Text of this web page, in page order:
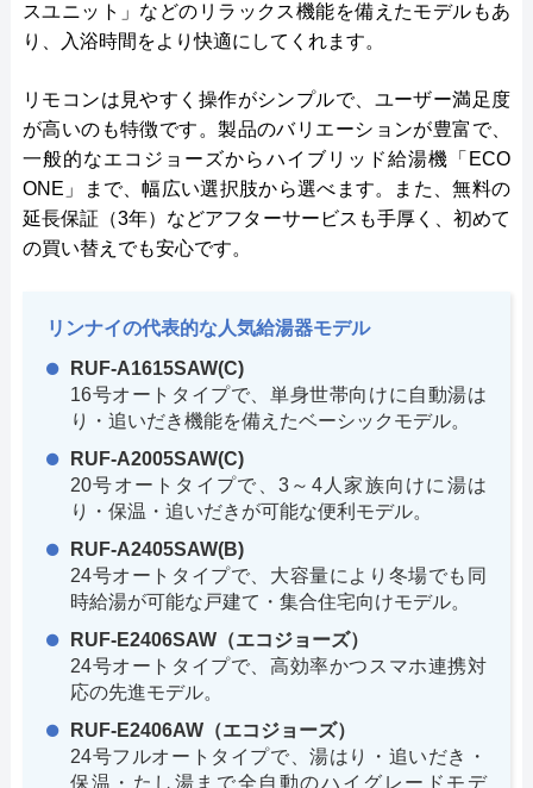
スユニット」などのリラックス機能を備えたモデルもあ
り、入浴時間をより快適にしてくれます。
リモコンは見やすく操作がシンプルで、ユーザー満足度
が高いのも特徴です。製品のバリエーションが豊富で、
一般的なエコジョーズからハイブリッド給湯機「ECO
ONE」まで、幅広い選択肢から選べます。また、無料の
延長保証（3年）などアフターサービスも手厚く、初めて
の買い替えでも安心です。
リンナイの代表的な人気給湯器モデル
RUF-A1615SAW(C)
16号オートタイプで、単身世帯向けに自動湯は
り・追いだき機能を備えたベーシックモデル。
RUF-A2005SAW(C)
20号オートタイプで、3～4人家族向けに湯は
り・保温・追いだきが可能な便利モデル。
RUF-A2405SAW(B)
24号オートタイプで、大容量により冬場でも同
時給湯が可能な戸建て・集合住宅向けモデル。
RUF-E2406SAW（エコジョーズ）
24号オートタイプで、高効率かつスマホ連携対
応の先進モデル。
RUF-E2406AW（エコジョーズ）
24号フルオートタイプで、湯はり・追いだき・
保温・たし湯まで全自動のハイグレードモデ